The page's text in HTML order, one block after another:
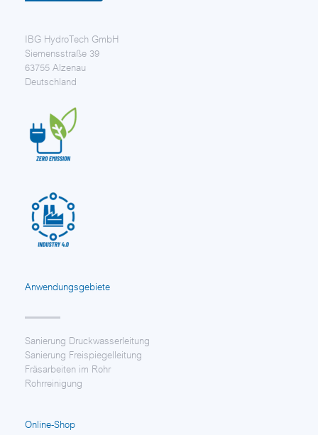
IBG HydroTech GmbH
Siemensstraße 39
63755 Alzenau
Deutschland
Anwendungsgebiete
Sanierung Druckwasserleitung
Sanierung Freispiegelleitung
Fräsarbeiten im Rohr
Rohrreinigung
Online-Shop